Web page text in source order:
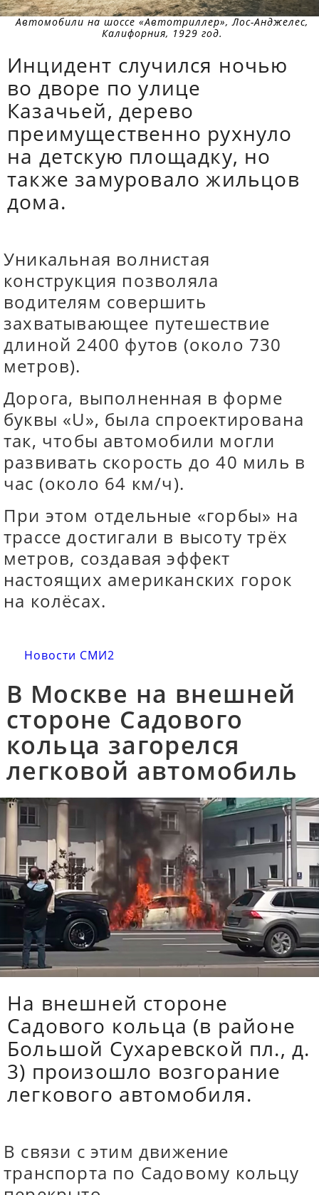
Автомобили на шоссе «Автотриллер», Лос-Анджелес,
Калифорния, 1929 год.
Инцидент случился ночью
во дворе по улице
Казачьей, дерево
преимущественно рухнуло
на детскую площадку, но
также замуровало жильцов
дома.
Уникальная волнистая
конструкция позволяла
водителям совершить
захватывающее путешествие
длиной 2400 футов (около 730
метров).
Дорога, выполненная в форме
буквы «U», была спроектирована
так, чтобы автомобили могли
развивать скорость до 40 миль в
час (около 64 км/ч).
При этом отдельные «горбы» на
трассе достигали в высоту трёх
метров, создавая эффект
настоящих американских горок
на колёсах.
Новости СМИ2
В Москве на внешней
стороне Садового
кольца загорелся
легковой автомобиль
На внешней стороне
Садового кольца (в районе
Большой Сухаревской пл., д.
3) произошло возгорание
легкового автомобиля.
В связи с этим движение
транспорта по Садовому кольцу